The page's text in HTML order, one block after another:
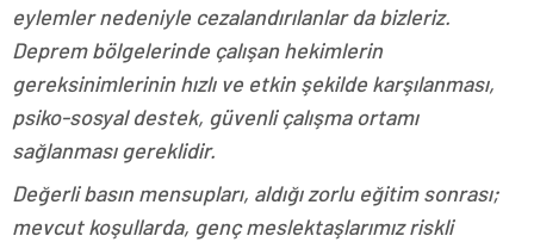
eylemler nedeniyle cezalandırılanlar da bizleriz.
Deprem bölgelerinde çalışan hekimlerin
gereksinimlerinin hızlı ve etkin şekilde karşılanması,
psiko-sosyal destek, güvenli çalışma ortamı
sağlanması gereklidir.
Değerli basın mensupları, aldığı zorlu eğitim sonrası;
mevcut koşullarda, genç meslektaşlarımız riskli